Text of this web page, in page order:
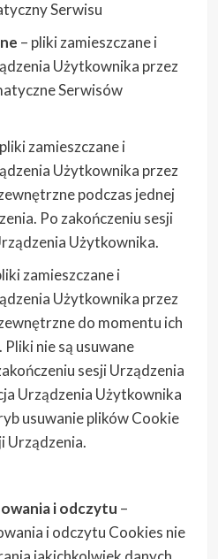
Serwisu
– pliki zamieszczane i
Użytkownika przez
Serwisów
zamieszczane i
Użytkownika przez
podczas jednej
Po zakończeniu sesji
Użytkownika.
zamieszczane i
Użytkownika przez
do momentu ich
nie są usuwane
sesji Urządzenia
Urządzenia Użytkownika
usuwanie plików Cookie
Urządzenia.
i odczytu –
i odczytu Cookies nie